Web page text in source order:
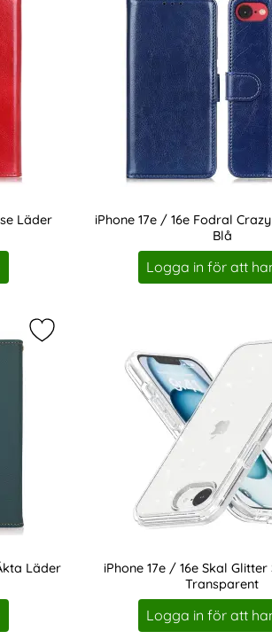
Läder
iPhone 17e / 16e Fodral
Blå
Art. nr 237479
Logga in för att
Äkta Läder Blå som favorit
Läder
Markera kHAZNEH iPhone 17e /
iPhone 17e / 16e Skal
Transparent
Art. nr 237484
Logga in för att